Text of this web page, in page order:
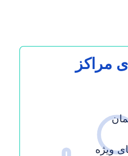
مراکز
ویژه